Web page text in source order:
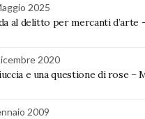
2025
al delitto per mercanti d’arte
2020
e una questione di rose –
2009